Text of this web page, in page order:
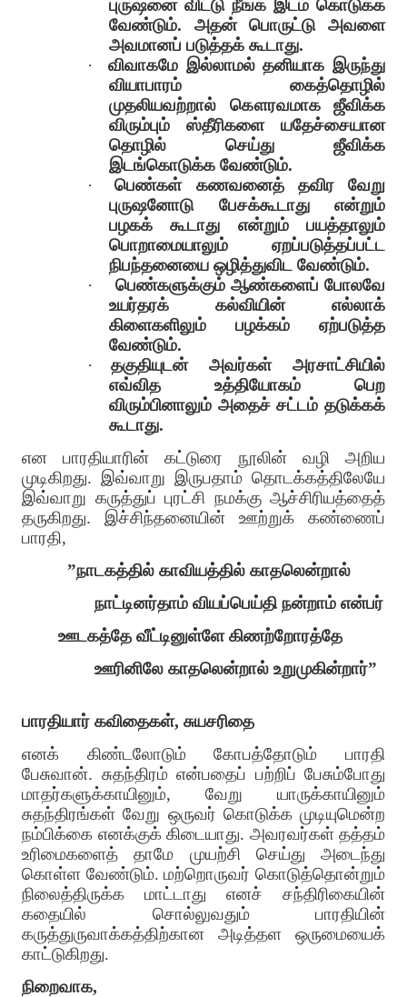
புருஷனை விட்டு நீங்க இடம் கொடுக்க
வேண்டும். அதன் பொருட்டு அவளை
அவமானப் படுத்தக் கூடாது.
·
விவாகமே இல்லாமல் தனியாக இருந்து
வியாபாரம் கைத்தொழில்
முதலியவற்றால் கௌரவமாக ஜீவிக்க
விரும்பும் ஸ்தீரிகளை யதேச்சையான
தொழில் செய்து ஜீவிக்க
இடங்கொடுக்க வேண்டும்.
·
பெண்கள் கணவனைத் தவிர வேறு
புருஷனோடு பேசக்கூடாது என்றும்
பழகக் கூடாது என்றும் பயத்தாலும்
பொறாமையாலும் ஏறப்படுத்தப்பட்ட
நிபந்தனையை ஒழித்துவிட வேண்டும்.
·
பெண்களுக்கும் ஆண்களைப் போலவே
உயர்தரக் கல்வியின் எல்லாக்
கிளைகளிலும் பழக்கம் ஏற்படுத்த
வேண்டும்.
·
தகுதியுடன் அவர்கள் அரசாட்சியில்
எவ்வித உத்தியோகம் பெற
விரும்பினாலும் அதைச் சட்டம் தடுக்கக்
கூடாது.
என பாரதியாரின் கட்டுரை நூலின் வழி அறிய
முடிகிறது. இவ்வாறு இருபதாம் தொடக்கத்திலேயே
இவ்வாறு கருத்துப் புரட்சி நமக்கு ஆச்சிரியத்தைத்
தருகிறது. இச்சிந்தனையின் ஊற்றுக் கண்ணைப்
பாரதி,
”நாடகத்தில் காவியத்தில் காதலென்றால்
நாட்டினர்தாம் வியப்பெய்தி நன்றாம் என்பர்
ஊடகத்தே வீட்டினுள்ளே கிணற்றோரத்தே
ஊரினிலே காதலென்றால் உறுமுகின்றார்”
பாரதியார் கவிதைகள், சுயசரிதை
எனக் கிண்டலோடும் கோபத்தோடும் பாரதி
பேசுவான். சுதந்திரம் என்பதைப் பற்றிப் பேசும்போது
மாதர்களுக்காயினும், வேறு யாருக்காயினும்
சுதந்திரங்கள் வேறு ஒருவர் கொடுக்க முடியுமென்ற
நம்பிக்கை எனக்குக் கிடையாது. அவரவர்கள் தத்தம்
உரிமைகளைத் தாமே முயற்சி செய்து அடைந்து
கொள்ள வேண்டும். மற்றொருவர் கொடுத்தொன்றும்
நிலைத்திருக்க மாட்டாது எனச் சந்திரிகையின்
கதையில் சொல்லுவதும் பாரதியின்
கருத்துருவாக்கத்திற்கான அடித்தள ஒருமையைக்
காட்டுகிறது.
நிறைவாக,